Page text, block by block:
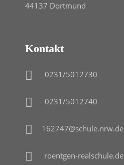
44137 Dortmund
Kontakt
0231/5012730
0231/5012740
162747@schule.nrw.de
roentgen-realschule.de